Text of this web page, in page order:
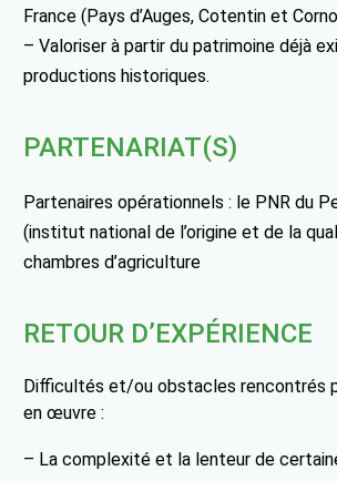
France (Pays d’Auges, Cotentin et
– Valoriser à partir du patrimoine déjà
productions historiques.
PARTENARIAT(S)
Partenaires opérationnels : le PNR du
(institut national de l’origine et de la
chambres d’agriculture
RETOUR D’EXPÉRIENCE
Difficultés et/ou obstacles rencontrés
en œuvre :
– La complexité et la lenteur de